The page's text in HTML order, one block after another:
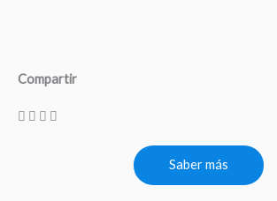
Compartir
Saber más